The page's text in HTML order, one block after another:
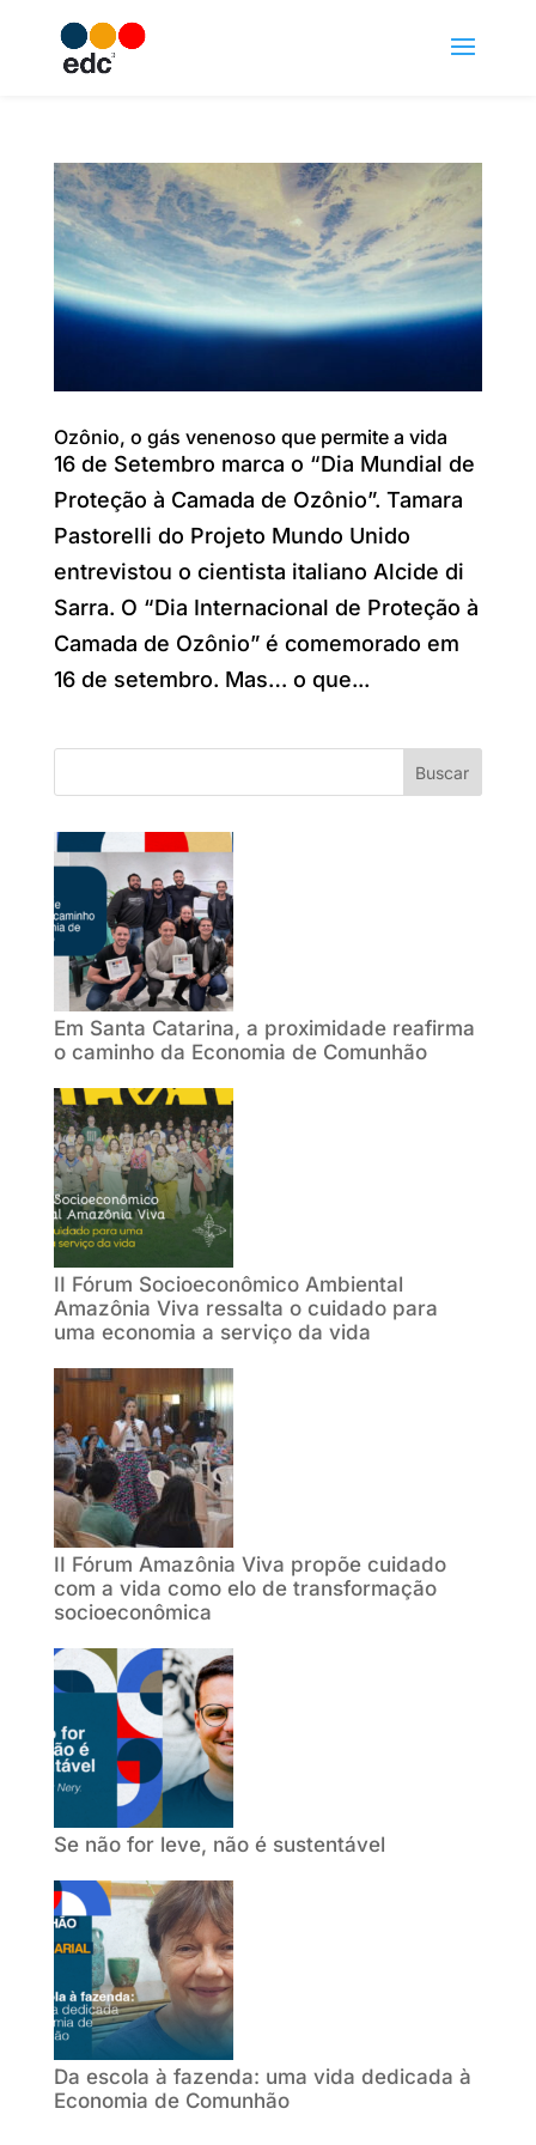
Ozônio, o gás venenoso que permite a vida
16 de Setembro marca o “Dia Mundial de
Proteção à Camada de Ozônio”. Tamara
Pastorelli do Projeto Mundo Unido
entrevistou o cientista italiano Alcide di
Sarra. O “Dia Internacional de Proteção à
Camada de Ozônio” é comemorado em
16 de setembro. Mas… o que...
Buscar
Em Santa Catarina, a proximidade reafirma
o caminho da Economia de Comunhão
II Fórum Socioeconômico Ambiental
Amazônia Viva ressalta o cuidado para
uma economia a serviço da vida
II Fórum Amazônia Viva propõe cuidado
com a vida como elo de transformação
socioeconômica
Se não for leve, não é sustentável
Da escola à fazenda: uma vida dedicada à
Economia de Comunhão